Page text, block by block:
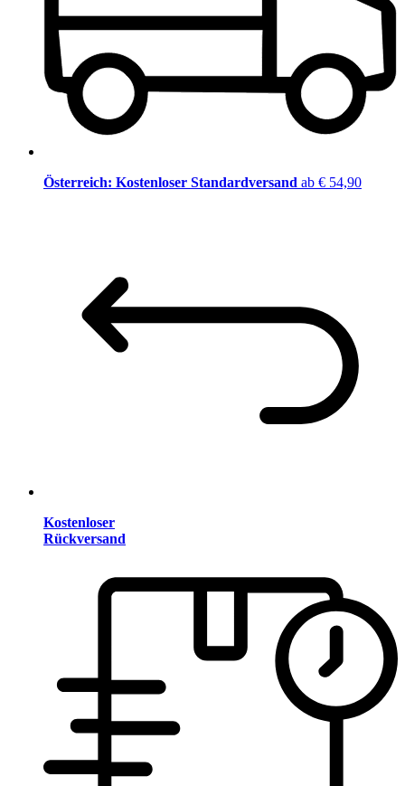
Österreich: Kostenloser Standardversand ab € 54,90
Kostenloser
Rückversand